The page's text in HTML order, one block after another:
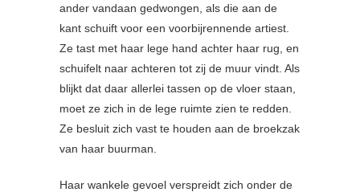
ander vandaan gedwongen, als die aan de
kant schuift voor een voorbijrennende artiest.
Ze tast met haar lege hand achter haar rug, en
schuifelt naar achteren tot zij de muur vindt. Als
blijkt dat daar allerlei tassen op de vloer staan,
moet ze zich in de lege ruimte zien te redden.
Ze besluit zich vast te houden aan de broekzak
van haar buurman.
Haar wankele gevoel verspreidt zich onder de